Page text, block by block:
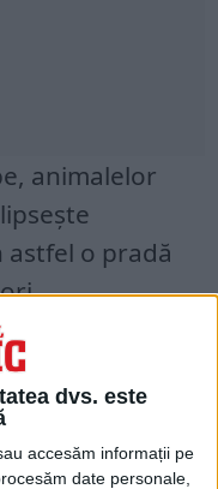
dvs. este
accesăm informații pe
date personale,
animalelor
o pradă
nu este
că
pot avea
pentru